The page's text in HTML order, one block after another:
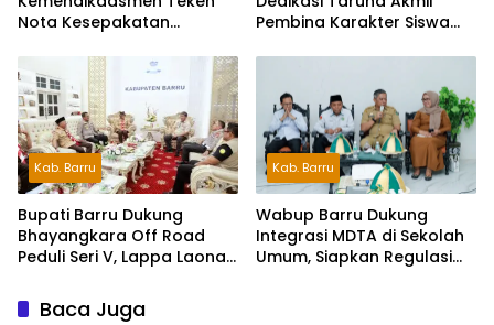
Nota Kesepakatan
Indonesia dan Bahasa
Daerah
Pembina Karakter Siswa
Kab. Barru
Bupati Barru Dukung
Bhayangkara Off Road
Peduli Seri V, Lappa Laona
Peserta
Kab. Barru
Wabup Barru Dukung
Integrasi MDTA di Sekolah
Umum, Siapkan Regulasi
Baca Juga